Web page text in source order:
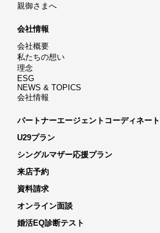
親御さまへ
会社情報
会社概要
私たちの想い
理念
ESG
NEWS & TOPICS
会社情報
パートナーエージェントコーディネート
U29プラン
シングルマザー応援プラン
来店予約
資料請求
オンライン面談
婚活EQ診断テスト